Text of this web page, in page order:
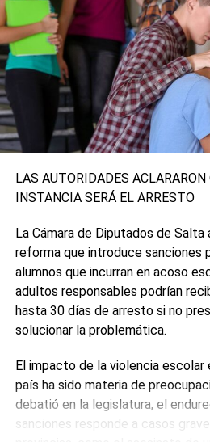
cinco vuelos a la República
fueron trasladas 3.659.200 de
China National Pharmaceutical
Además, se realizaron hasta el
Moscú, en los que se
que 24 operaciones realizadas se
13.132.490 de dosis.
0 0
TEMAS RELACIONADOS:
COVID-19
DESTACADO
SIGUIENTE
La variante Delta registra
hospitalización en Reino
Richmond anunció que
primer lote de dosis de
LAS AUTORIDADES
INSTANCIA SERÁ EL ARRESTO
La Cámara de Diputados de
reforma que introduce sanciones
alumnos que incurran en acoso
adultos responsables podrían
hasta 30 días de arresto si no
solucionar la problemática.
El impacto de la violencia
país ha sido materia de
debatió en la legislatura, el
sanciones responde a casos